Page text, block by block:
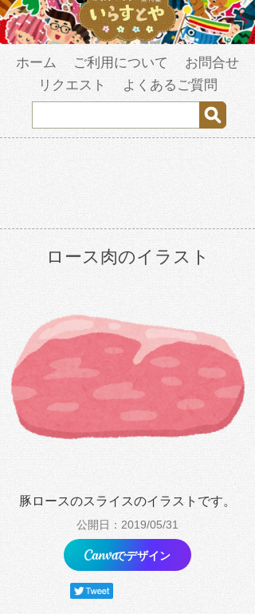
ホーム ご利用について
お問合せ
リクエスト
よくあるご質問
ロース肉のイラスト
豚ロースのスライスのイラストです。
公開日：2019/05/31
でデザイン